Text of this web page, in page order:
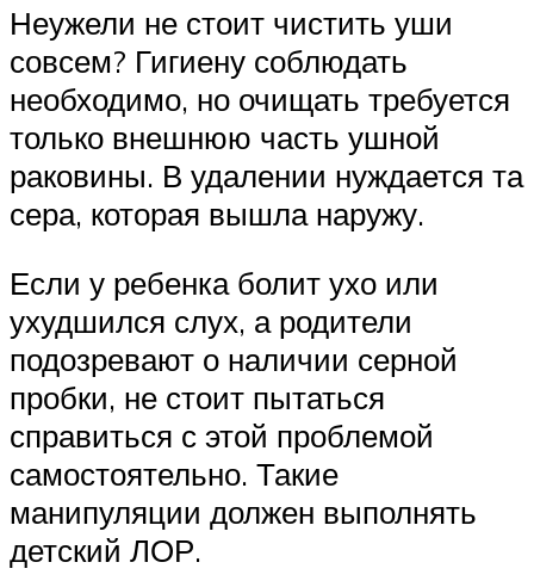
Неужели не стоит чистить уши
совсем? Гигиену соблюдать
необходимо, но очищать требуется
только внешнюю часть ушной
раковины. В удалении нуждается та
сера, которая вышла наружу.
Если у ребенка болит ухо или
ухудшился слух, а родители
подозревают о наличии серной
пробки, не стоит пытаться
справиться с этой проблемой
самостоятельно. Такие
манипуляции должен выполнять
детский ЛОР.